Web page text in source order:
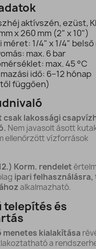
aktívszén, ezüst,
x 260 mm (2" x 10")
méret: 1/4" x 1/4"
max. 6 bar
max. 45 °C
idő: 6–12 hónap
függően)
lakossági
Nem javasolt ásott
ellenőrzött vízforrások
Korm. rendelet
ipari felhasználásra,
alkalmazható.
telepítés és
menetes kialakítása
a